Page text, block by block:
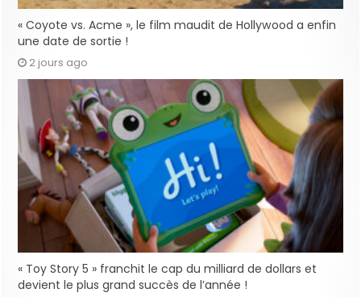
« Coyote vs. Acme », le film maudit de Hollywood a enfin
une date de sortie !
2 jours ago
« Toy Story 5 » franchit le cap du milliard de dollars et
devient le plus grand succès de l’année !